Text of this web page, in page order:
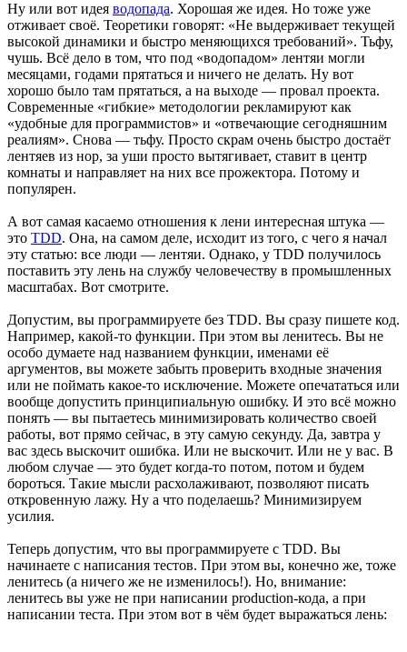
Ну или вот идея водопада. Хорошая же идея. Но тоже уже
отживает своё. Теоретики говорят: «Не выдерживает текущей
высокой динамики и быстро меняющихся требований». Тьфу,
чушь. Всё дело в том, что под «водопадом» лентяи могли
месяцами, годами прятаться и ничего не делать. Ну вот
хорошо было там прятаться, а на выходе — провал проекта.
Современные «гибкие» методологии рекламируют как
«удобные для программистов» и «отвечающие сегодняшним
реалиям». Снова — тьфу. Просто скрам очень быстро достаёт
лентяев из нор, за уши просто вытягивает, ставит в центр
комнаты и направляет на них все прожектора. Потому и
популярен.
А вот самая касаемо отношения к лени интересная штука —
это TDD. Она, на самом деле, исходит из того, с чего я начал
эту статью: все люди — лентяи. Однако, у TDD получилось
поставить эту лень на службу человечеству в промышленных
масштабах. Вот смотрите.
Допустим, вы программируете без TDD. Вы сразу пишете код.
Например, какой-то функции. При этом вы ленитесь. Вы не
особо думаете над названием функции, именами её
аргументов, вы можете забыть проверить входные значения
или не поймать какое-то исключение. Можете опечататься или
вообще допустить принципиальную ошибку. И это всё можно
понять — вы пытаетесь минимизировать количество своей
работы, вот прямо сейчас, в эту самую секунду. Да, завтра у
вас здесь выскочит ошибка. Или не выскочит. Или не у вас. В
любом случае — это будет когда-то потом, потом и будем
бороться. Такие мысли расхолаживают, позволяют писать
откровенную лажу. Ну а что поделаешь? Минимизируем
усилия.
Теперь допустим, что вы программируете с TDD. Вы
начинаете с написания тестов. При этом вы, конечно же, тоже
ленитесь (а ничего же не изменилось!). Но, внимание:
ленитесь вы уже не при написании production-кода, а при
написании теста. При этом вот в чём будет выражаться лень: